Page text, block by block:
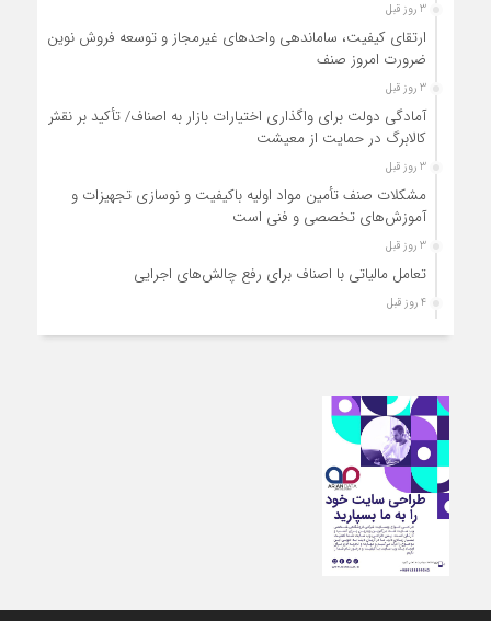
3 روز قبل
ارتقای کیفیت، ساماندهی واحدهای غیرمجاز و توسعه فروش نوین،
ضرورت امروز صنف
3 روز قبل
آمادگی دولت برای واگذاری اختیارات بازار به اصناف/ تأکید بر نقش
کالابرگ در حمایت از معیشت
3 روز قبل
مشکلات صنف تأمین مواد اولیه باکیفیت و نوسازی تجهیزات و
آموزش‌های تخصصی و فنی است
3 روز قبل
تعامل مالیاتی با اصناف برای رفع چالش‌های اجرایی
4 روز قبل
توجه به دغدغه های اصناف، کلید حل مشکلات اقتصادی کشور
واحدهای مجاز انجام شود